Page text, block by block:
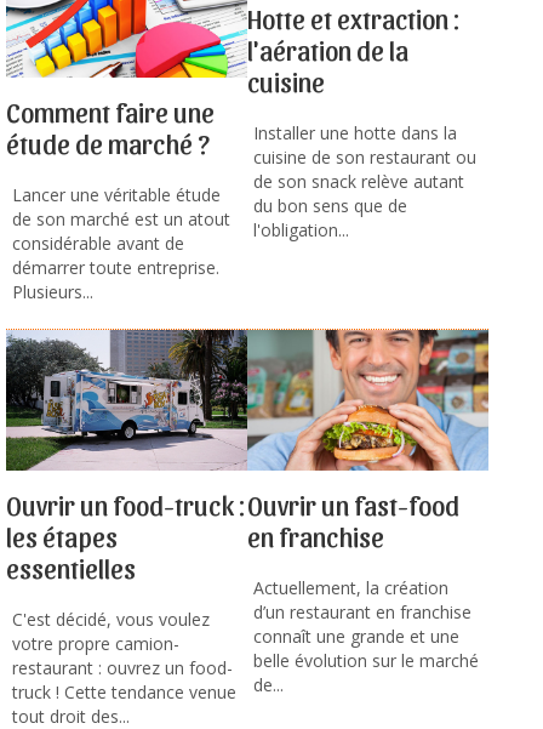
Comment faire une
étude de marché ?
Lancer une véritable étude
de son marché est un atout
considérable avant de
démarrer toute entreprise.
Plusieurs...
Hotte et extraction :
l'aération de la
cuisine
Installer une hotte dans la
cuisine de son restaurant ou
de son snack relève autant
du bon sens que de
l'obligation...
Ouvrir un food-truck :
les étapes
essentielles
C'est décidé, vous voulez
votre propre camion-
restaurant : ouvrez un food-
truck ! Cette tendance venue
tout droit des...
Ouvrir un fast-food
en franchise
Actuellement, la création
d’un restaurant en franchise
connaît une grande et une
belle évolution sur le marché
de...